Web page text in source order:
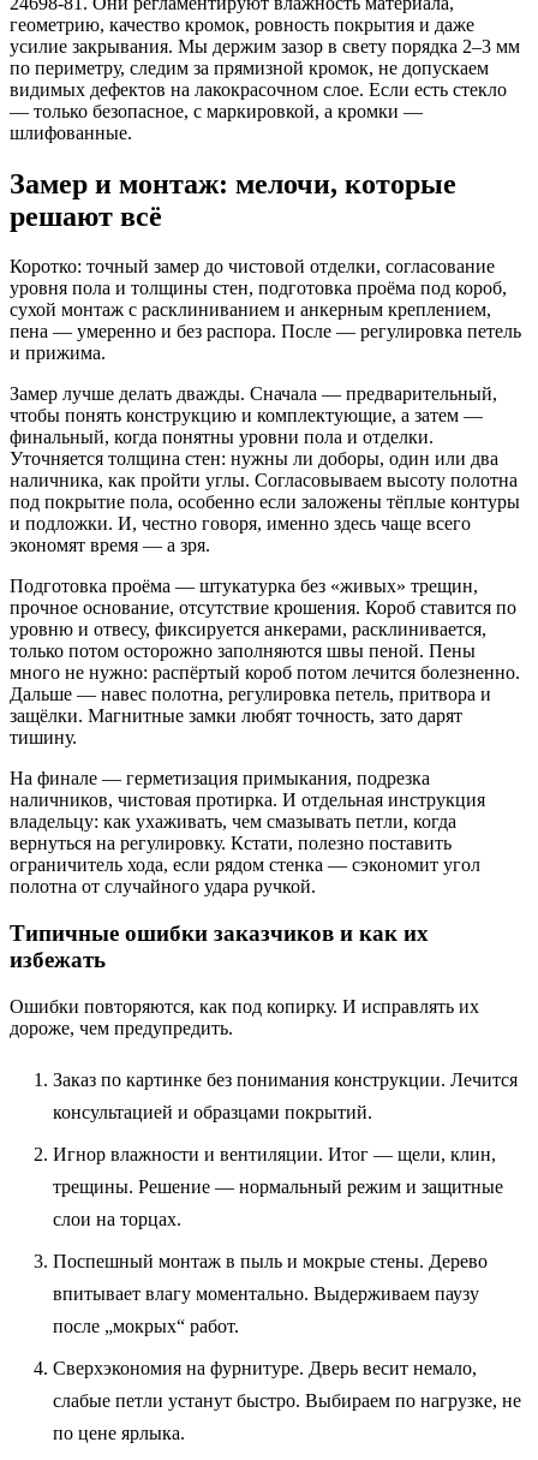
геометрию, качество кромок, ровность покрытия и даже
усилие закрывания. Мы держим зазор в свету порядка 2–3 мм
по периметру, следим за прямизной кромок, не допускаем
видимых дефектов на лакокрасочном слое. Если есть стекло
— только безопасное, с маркировкой, а кромки —
шлифованные.
Замер и монтаж: мелочи, которые
решают всё
Коротко: точный замер до чистовой отделки, согласование
уровня пола и толщины стен, подготовка проёма под короб,
сухой монтаж с расклиниванием и анкерным креплением,
пена — умеренно и без распора. После — регулировка петель
и прижима.
Замер лучше делать дважды. Сначала — предварительный,
чтобы понять конструкцию и комплектующие, а затем —
финальный, когда понятны уровни пола и отделки.
Уточняется толщина стен: нужны ли доборы, один или два
наличника, как пройти углы. Согласовываем высоту полотна
под покрытие пола, особенно если заложены тёплые контуры
и подложки. И, честно говоря, именно здесь чаще всего
экономят время — а зря.
Подготовка проёма — штукатурка без «живых» трещин,
прочное основание, отсутствие крошения. Короб ставится по
уровню и отвесу, фиксируется анкерами, расклинивается,
только потом осторожно заполняются швы пеной. Пены
много не нужно: распёртый короб потом лечится болезненно.
Дальше — навес полотна, регулировка петель, притвора и
защёлки. Магнитные замки любят точность, зато дарят
тишину.
На финале — герметизация примыкания, подрезка
наличников, чистовая протирка. И отдельная инструкция
владельцу: как ухаживать, чем смазывать петли, когда
вернуться на регулировку. Кстати, полезно поставить
ограничитель хода, если рядом стенка — сэкономит угол
полотна от случайного удара ручкой.
Типичные ошибки заказчиков и как их
избежать
Ошибки повторяются, как под копирку. И исправлять их
дороже, чем предупредить.
Заказ по картинке без понимания конструкции. Лечится
консультацией и образцами покрытий.
Игнор влажности и вентиляции. Итог — щели, клин,
трещины. Решение — нормальный режим и защитные
слои на торцах.
Поспешный монтаж в пыль и мокрые стены. Дерево
впитывает влагу моментально. Выдерживаем паузу
после „мокрых“ работ.
Сверхэкономия на фурнитуре. Дверь весит немало,
слабые петли устанут быстро. Выбираем по нагрузке, не
по цене ярлыка.